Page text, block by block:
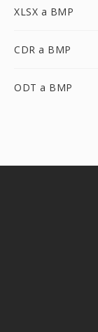
XLSX a BMP
CDR a BMP
ODT a BMP